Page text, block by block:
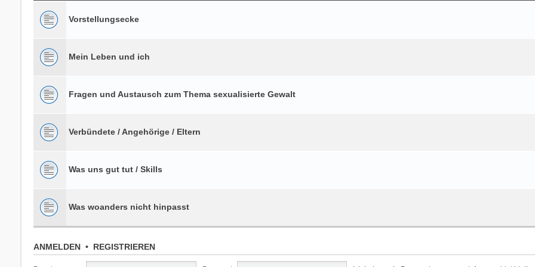
Vorstellungsecke
Mein Leben und ich
Fragen und Austausch zum Thema sexualisierte Gewalt
Verbündete / Angehörige / Eltern
Was uns gut tut / Skills
Was woanders nicht hinpasst
ANMELDEN• REGISTRIEREN